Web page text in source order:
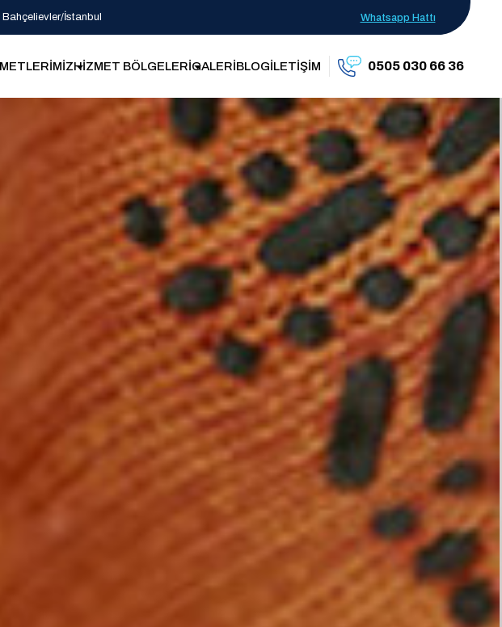
İstanbul Whatsapp Hattı
HİZMET BÖLGELERİGALERİBLOGİLETİŞİM 0505 030 66 36